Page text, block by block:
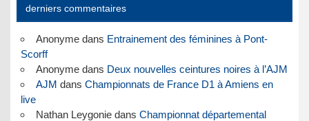
derniers commentaires
Anonymedans Entrainement des féminines à Pont-
Scorff
Anonymedans Deux nouvelles ceintures noires à l’AJM
AJM dans Championnats de France D1 à Amiens en
live
Nathan Leygoniedans Championnat départemental